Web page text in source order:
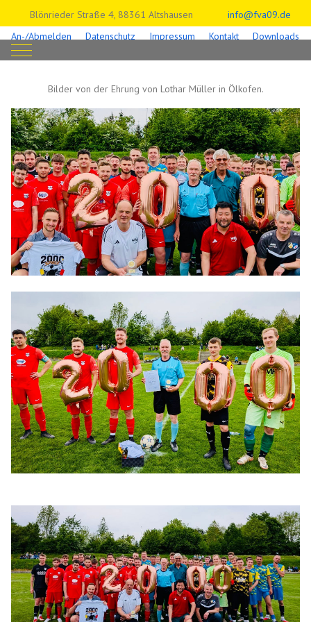
Blönrieder Straße 4, 88361 Altshausen
info@fva09.de
An-/Abmelden
Datenschutz Impressum Kontakt
Downloads
Mobile Menu Toggle
Bilder von der Ehrung von Lothar Müller in Ölkofen.